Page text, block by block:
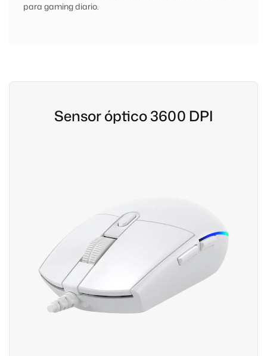
para gaming diario.
Sensor óptico 3600 DPI